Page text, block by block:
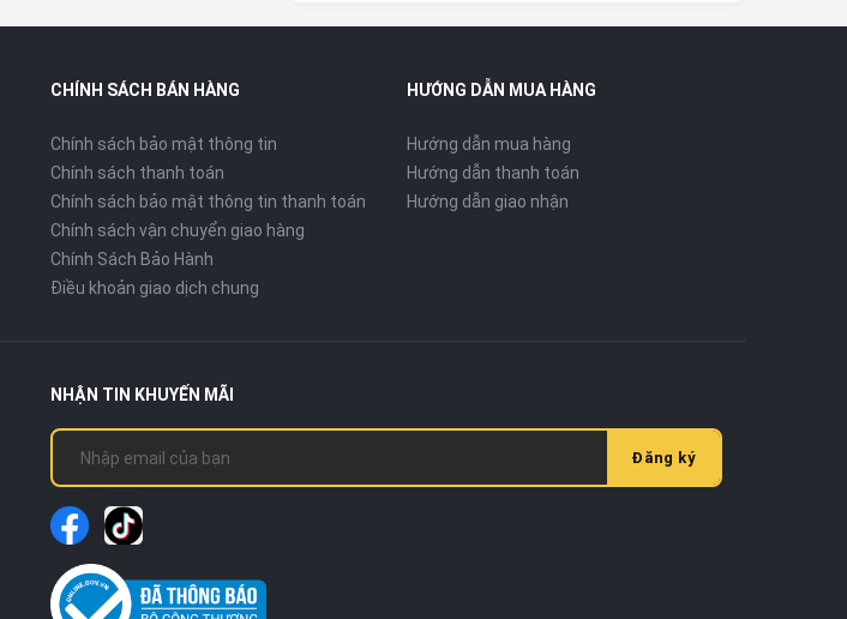
CHÍNH SÁCH BÁN HÀNG
Chính sách bảo mật thông tin
Chính sách thanh toán
Chính sách bảo mật thông tin thanh toán
Chính sách vận chuyển giao hàng
Chính Sách Bảo Hành
Điều khoản giao dịch chung
HƯỚNG DẪN MUA HÀNG
Hướng dẫn mua hàng
Hướng dẫn thanh toán
Hướng dẫn giao nhận
NHẬN TIN KHUYẾN MÃI
Đăng ký